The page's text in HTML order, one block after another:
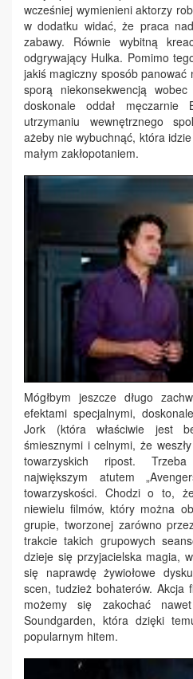
wcześniej wymienieni aktorzy
w dodatku widać, że praca
zabawy. Równie wybitną
odgrywający Hulka. Pomimo
jakiś magiczny sposób
sporą niekonsekwencją
doskonale oddał męczarnie
utrzymaniu wewnętrznego
ażeby nie wybuchnąć, która
małym zakłopotaniem.
Mógłbym jeszcze długo
efektami specjalnymi,
Jork (która właściwie jest
śmiesznymi i celnymi, że
towarzyskich ripost.
największym atutem
towarzyskości. Chodzi o to,
niewielu filmów, który można
grupie, tworzonej zarówno
trakcie takich grupowych
dzieje się przyjacielska magia,
się naprawdę żywiołowe
scen, tudzież bohaterów. Akcja
możemy się zakochać
Soundgarden, która dzięki
popularnym hitem.